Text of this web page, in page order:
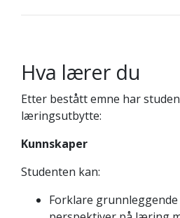
Hva lærer du
Etter bestått emne har
læringsutbytte:
Kunnskaper
Studenten kan:
Forklare